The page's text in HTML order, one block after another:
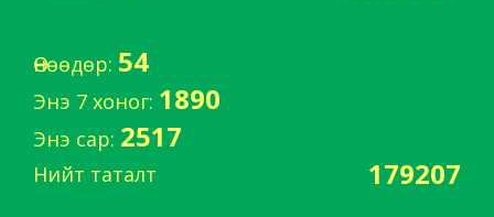
Өнөөдөр: 54
Энэ 7 хоног: 1890
Энэ сар: 2517
Нийт таталт 179207